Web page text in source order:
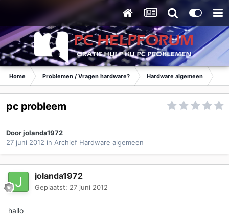
Home Problemen / Vragen hardware? Hardware algemeen
pc probleem
Doorjolanda1972
27 juni 2012 in Archief Hardware algemeen
jolanda1972
Geplaatst: 27 juni 2012
hallo